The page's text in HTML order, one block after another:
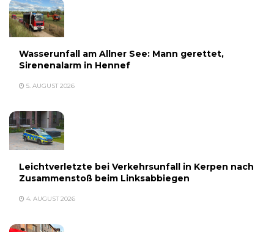
Wasserunfall am Allner See: Mann gerettet,
Sirenenalarm in Hennef
5. AUGUST 2026
Leichtverletzte bei Verkehrsunfall in Kerpen nach
Zusammenstoß beim Linksabbiegen
4. AUGUST 2026